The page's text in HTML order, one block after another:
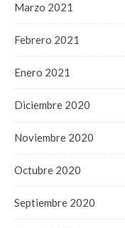
Marzo 2021
Febrero 2021
Enero 2021
Diciembre 2020
Noviembre 2020
Octubre 2020
Septiembre 2020